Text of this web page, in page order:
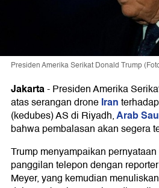
Presiden Amerika Serikat Donald Trump
Jakarta-Presiden Amerika
atas serangan droneIran
(kedubes) AS di Riyadh,Arab
bahwa pembalasan akan segera
Trump menyampaikan
panggilan telepon dengan
Meyer, yang kemudian